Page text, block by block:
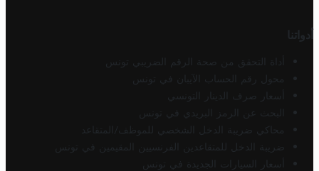
أدواتنا
أداة التحقق من صحة الرقم الضريبي تونس
محول رقم الحساب الآيبان في تونس
أسعار صرف الدينار التونسي
البحث عن الرمز البريدي في تونس
محاكي ضريبة الدخل الشخصي للموظف/المتقاعد
ضريبة الدخل للمتقاعدين الفرنسيين المقيمين في تونس
أسعار السيارات الجديدة في تونس